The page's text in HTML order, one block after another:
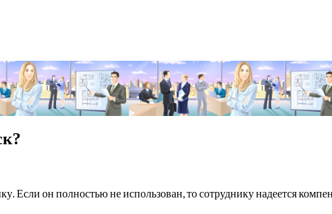
он полностью не использован, то сотруднику надеется